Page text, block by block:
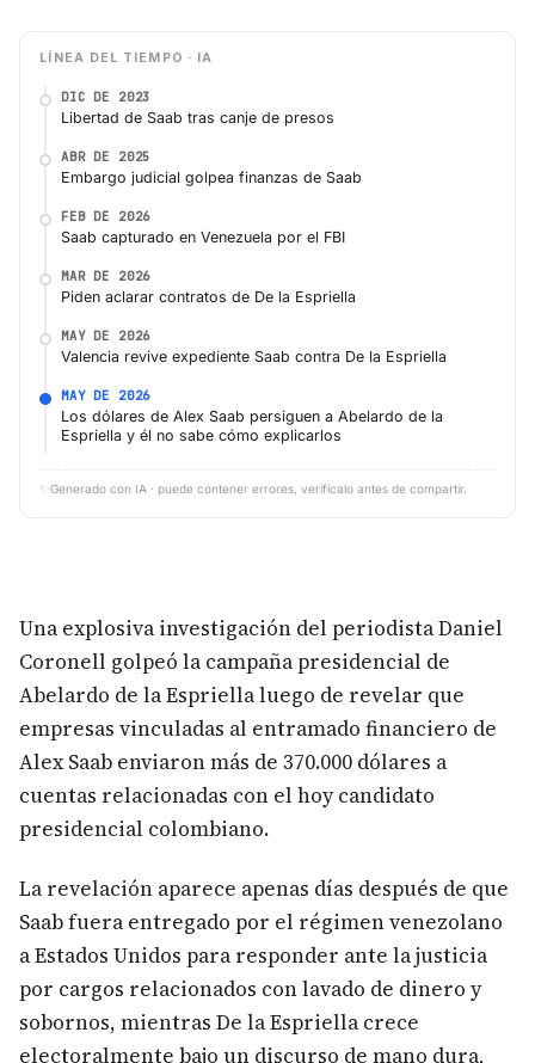
LÍNEA DEL TIEMPO · IA
DIC DE 2023
Libertad de Saab tras canje de presos
ABR DE 2025
Embargo judicial golpea finanzas de Saab
FEB DE 2026
Saab capturado en Venezuela por el FBI
MAR DE 2026
Piden aclarar contratos de De la Espriella
MAY DE 2026
Valencia revive expediente Saab contra De la Espriella
MAY DE 2026
Los dólares de Alex Saab persiguen a Abelardo de la
Espriella y él no sabe cómo explicarlos
✨ Generado con IA · puede contener errores, verifícalo antes de compartir.
Una explosiva investigación del periodista Daniel
Coronell golpeó la campaña presidencial de
Abelardo de la Espriella luego de revelar que
empresas vinculadas al entramado financiero de
Alex Saab enviaron más de 370.000 dólares a
cuentas relacionadas con el hoy candidato
presidencial colombiano.
La revelación aparece apenas días después de que
Saab fuera entregado por el régimen venezolano
a Estados Unidos para responder ante la justicia
por cargos relacionados con lavado de dinero y
sobornos, mientras De la Espriella crece
electoralmente bajo un discurso de mano dura,